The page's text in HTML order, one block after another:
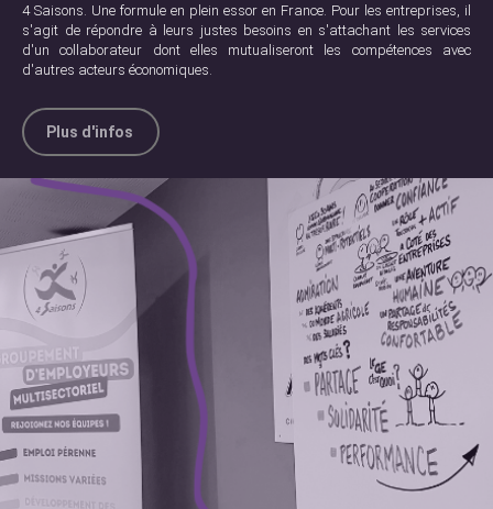
4 Saisons. Une formule en plein essor en France. Pour les entreprises, il
s'agit de répondre à leurs justes besoins en s'attachant les services
d'un collaborateur dont elles mutualiseront les compétences avec
d'autres acteurs économiques.
Plus d'infos